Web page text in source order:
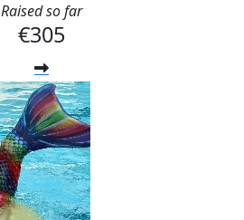
Raised so far
€305